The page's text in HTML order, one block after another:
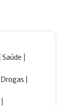
Saúde
Drogas